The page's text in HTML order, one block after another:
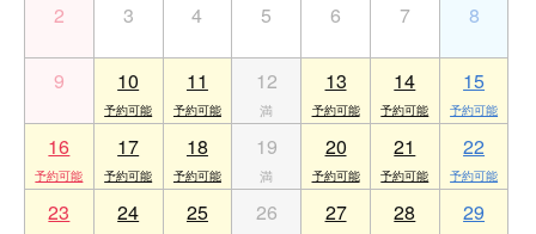
2 3 4 5 6 7 8
9 10 11 12 13 14 15
16 17 18 19 20 21 22
23 24 25 26 27 28 29